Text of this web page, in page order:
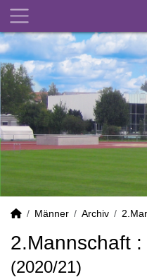
Männer Archiv
2.Mannschaft :
(2020/21)